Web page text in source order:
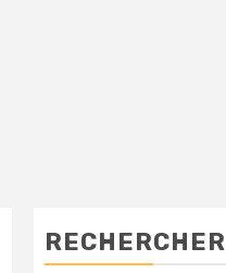
RECHERCHER